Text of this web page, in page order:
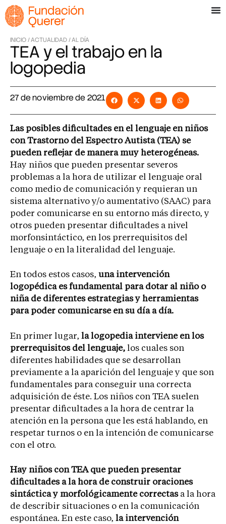
INICIO /ACTUALIDAD /AL DÍA
TEA y el trabajo en la
logopedia
27 de noviembre de 2021
Las posibles dificultades en el lenguaje en niños
con Trastorno del Espectro Autista (TEA) se
pueden reflejar de manera muy heterogéneas.
Hay niños que pueden presentar severos
problemas a la hora de utilizar el lenguaje oral
como medio de comunicación y requieran un
sistema alternativo y/o aumentativo (SAAC) para
poder comunicarse en su entorno más directo, y
otros pueden presentar dificultades a nivel
morfonsintáctico, en los prerrequisitos del
lenguaje o en la literalidad del lenguaje.
En todos estos casos, una intervención
logopédica es fundamental para dotar al niño o
niña de diferentes estrategias y herramientas
para poder comunicarse en su día a día.
En primer lugar, la logopedia interviene en los
prerrequisitos del lenguaje, los cuales son
diferentes habilidades que se desarrollan
previamente a la aparición del lenguaje y que son
fundamentales para conseguir una correcta
adquisición de éste. Los niños con TEA suelen
presentar dificultades a la hora de centrar la
atención en la persona que les está hablando, en
respetar turnos o en la intención de comunicarse
con el otro.
Hay niños con TEA que pueden presentar
dificultades a la hora de construir oraciones
sintáctica y morfológicamente correctasa la hora
de describir situaciones o en la comunicación
espontánea. En este caso, la intervención